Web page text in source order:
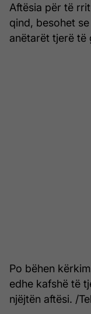
Aftësia për të
qind, besohet
anëtarët tjerë të
Po bëhen
edhe kafshë të
njëjtën aftësi. /